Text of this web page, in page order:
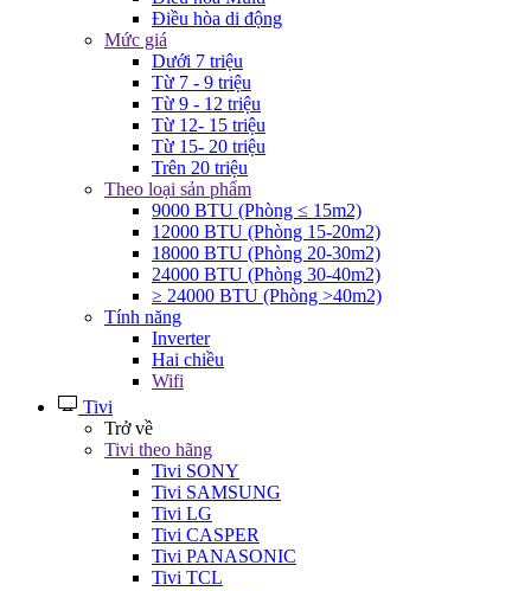
Điều hòa di động
Mức giá
Dưới 7 triệu
Từ 7 - 9 triệu
Từ 9 - 12 triệu
Từ 12- 15 triệu
Từ 15- 20 triệu
Trên 20 triệu
Theo loại sản phẩm
9000 BTU (Phòng ≤ 15m2)
12000 BTU (Phòng 15-20m2)
18000 BTU (Phòng 20-30m2)
24000 BTU (Phòng 30-40m2)
≥ 24000 BTU (Phòng >40m2)
Tính năng
Inverter
Hai chiều
Wifi
Tivi
Trở về
Tivi theo hãng
Tivi SONY
Tivi SAMSUNG
Tivi LG
Tivi CASPER
Tivi PANASONIC
Tivi TCL